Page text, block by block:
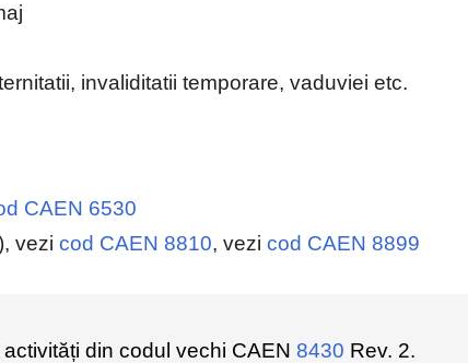
invaliditatii temporare, vaduviei etc.
CAEN 6530
vezi cod CAEN 8810, vezi cod CAEN 8899
din codul vechi CAEN 8430 Rev. 2.